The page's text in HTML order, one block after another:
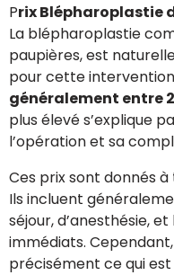
Prix Blépharoplastie
La blépharoplastie
paupières, est
pour cette
généralement entre
plus élevé s’explique
l’opération et sa
Ces prix sont donnés
Ils incluent
séjour, d’anesthésie,
immédiats.
précisément ce qui est